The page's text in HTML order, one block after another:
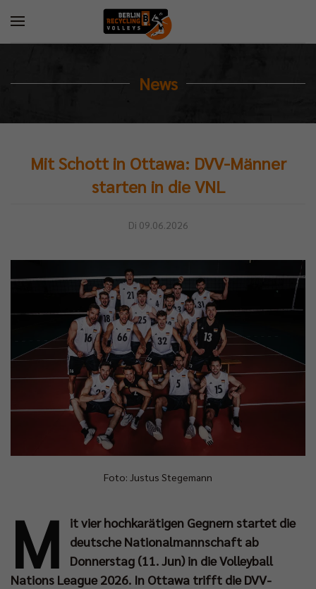
News
Mit Schott in Ottawa: DVV-Männer
starten in die VNL
Di 09.06.2026
Foto: Justus Stegemann
M
it vier hochkarätigen Gegnern startet die
deutsche Nationalmannschaft ab
Donnerstag (11. Jun) in die Volleyball
Nations League 2026. In Ottawa trifft die DVV-